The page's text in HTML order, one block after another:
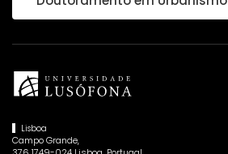
Lisboa
Campo Grande,